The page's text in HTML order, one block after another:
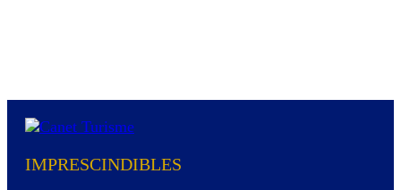
IMPRESCINDIBLES